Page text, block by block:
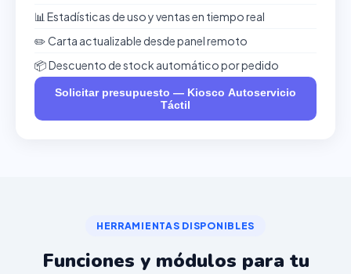
📊 Estadísticas de uso y ventas en tiempo real
✏️ Carta actualizable desde panel remoto
📦 Descuento de stock automático por pedido
Solicitar presupuesto — Kiosco Autoservicio
Táctil
HERRAMIENTAS DISPONIBLES
Funciones y módulos para tu